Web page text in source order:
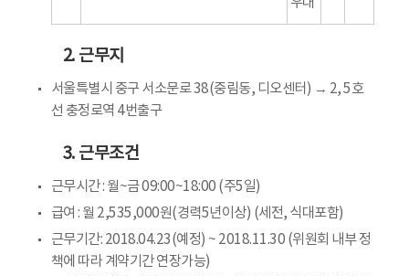
우대
2. 근무지
서울특별시 중구 서소문로 38(중림동, 디오센터) → 2, 5호
선 충정로역 4번출구
3. 근무조건
근무시간 : 월~금 09:00~18:00 (주5일)
급여 : 월 2,535,000원(경력5년이상) (세전, 식대포함)
근무기간: 2018.04.23(예정) ~ 2018.11.30 (위원회 내부 정
책에 따라 계약기간 연장가능)